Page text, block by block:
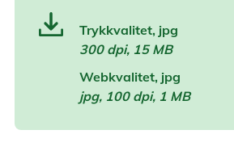
Trykkvalitet, jpg
300 dpi, 15 MB
Webkvalitet, jpg
jpg, 100 dpi, 1 MB